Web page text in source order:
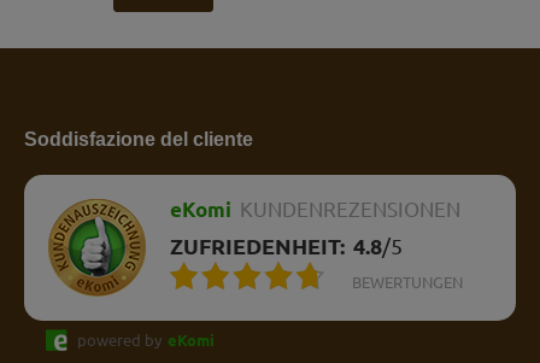
Soddisfazione del cliente
eKomi KUNDENREZENSIONEN
ZUFRIEDENHEIT: 4.8/5
BEWERTUNGEN
powered by eKomi